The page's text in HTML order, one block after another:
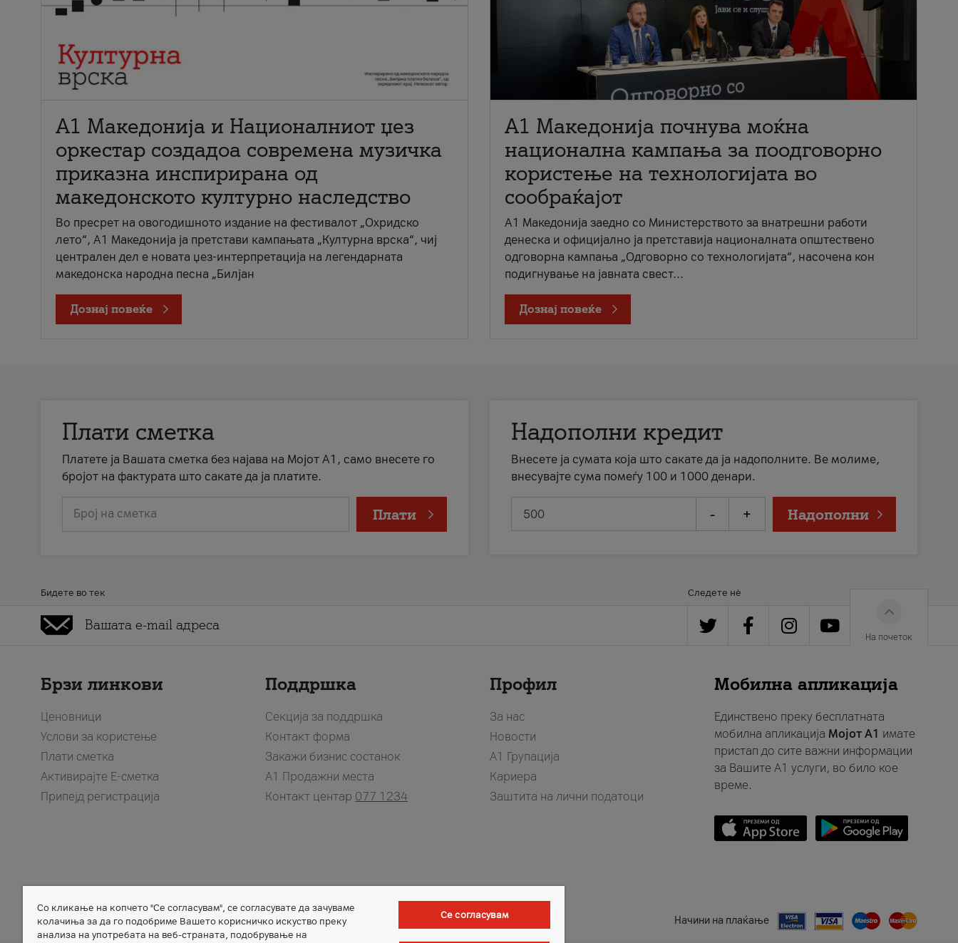
А1 Македонија и Националниот џез
оркестар создадоа современа музичка
приказна инспирирана од
македонското културно наследство
Во пресрет на овогодишното издание на фестивалот „Охридско
лето“, А1 Македонија ја претстави кампањата „Културна врска“, чиј
централен дел е новата џез-интерпретација на легендарната
македонска народна песна „Билјан
Дознај повеќе
A1 Македонија почнува моќна
национална кампања за поодговорно
користење на технологијата во
сообраќајот
A1 Македонија заедно со Министерството за внатрешни работи
денеска и официјално ја претставија националната општествено
одговорна кампања „Одговорно со технологијата“, насочена кон
подигнување на јавната свест...
Дознај повеќе
Плати сметка
Платете ја Вашата сметка без најава на Мојот А1, само внесете го
бројот на фактурата што сакате да ја платите.
Број на сметка Плати
Надополни кредит
Внесете ја сумата која што сакате да ја надополните. Ве молиме,
внесувајте сума помеѓу 100 и 1000 денари.
- + Надополни
Бидете во тек Следете нè
На почеток
Брзи линкови
Ценовници
Услови за користење
Плати сметка
Активирајте Е-сметка
Припејд регистрација
Поддршка
Секција за поддршка
Контакт форма
Закажи бизнис состанок
A1 Продажни места
Контакт центар 077 1234
Профил
За нас
Новости
А1 Групација
Кариера
Заштита на лични податоци
Мобилна апликација
Единствено преку бесплатната
мобилна апликација Мојот A1 имате
пристап до сите важни информации
за Вашите A1 услуги, во било кое
време.
Member of Начини на плаќање
Со кликање на копчето "Се согласувам", се согласувате да зачуваме
колачиња за да го подобриме Вашето корисничко искуство преку
анализа на употребата на веб-страната, подобрување на
Се согласувам